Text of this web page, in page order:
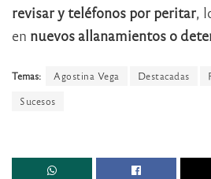
revisar y teléfonos por peritar,
en nuevos allanamientos o
Temas: Agostina Vega Destacadas
Sucesos